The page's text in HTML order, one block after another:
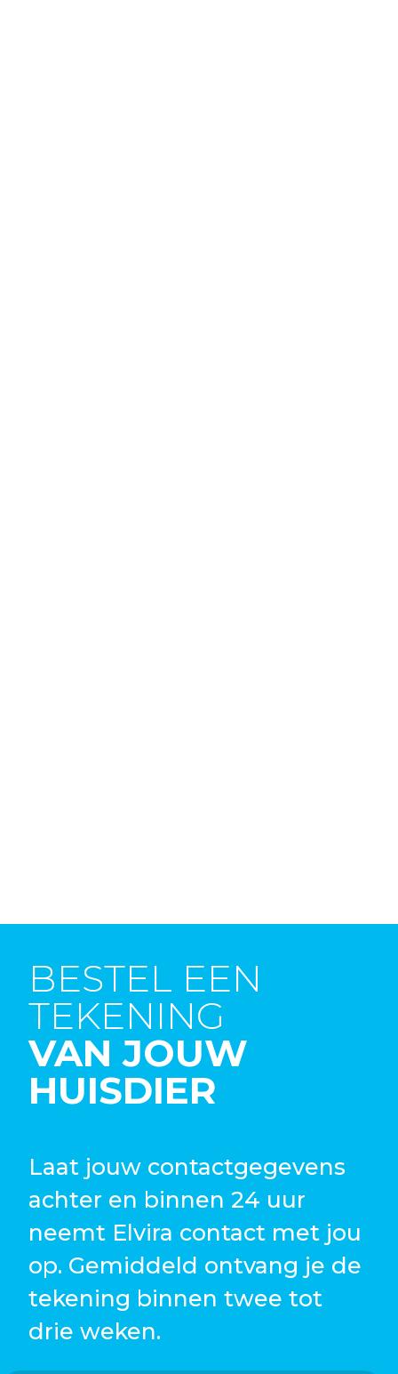
BESTEL EEN
TEKENING
VAN JOUW
HUISDIER
Laat jouw contactgegevens
achter en binnen 24 uur
neemt Elvira contact met jou
op. Gemiddeld ontvang je de
tekening binnen twee tot
drie weken.